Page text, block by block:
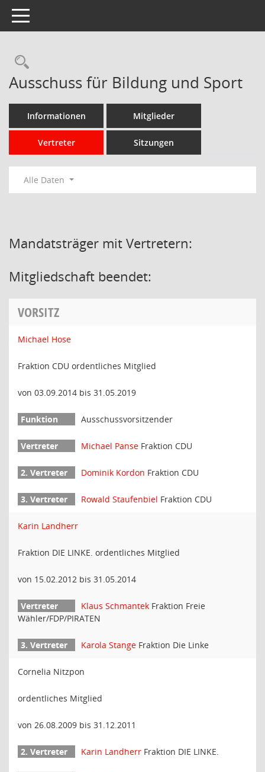
Toggle navigation
Rechercheauswahl
Ausschuss für Bildung und Sport
Informationen Mitglieder
Vertreter Sitzungen
Alle Daten
Mandatsträger mit Vertretern:
Mitgliedschaft beendet:
VORSITZ
Michael Hose
Fraktion CDU ordentliches Mitglied
von 03.09.2014 bis 31.05.2019
Ausschussvorsitzender
Michael Panse Fraktion CDU
Dominik Kordon Fraktion CDU
Rowald Staufenbiel Fraktion CDU
Karin Landherr
Fraktion DIE LINKE. ordentliches Mitglied
von 15.02.2012 bis 31.05.2014
Klaus Schmantek Fraktion Freie
Wähler/FDP/PIRATEN
Karola Stange Fraktion Die Linke
Cornelia Nitzpon
ordentliches Mitglied
von 26.08.2009 bis 31.12.2011
Karin Landherr Fraktion DIE LINKE.